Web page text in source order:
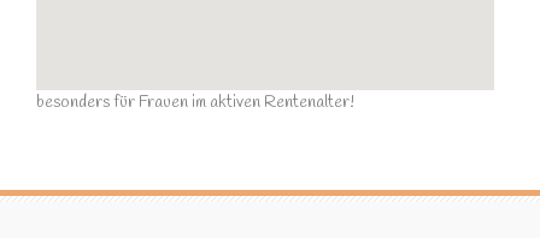
besonders für Frauen im aktiven Rentenalter!